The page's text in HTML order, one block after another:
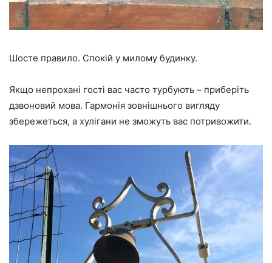
Шосте правило. Спокій у милому будинку.
Якщо непрохані гості вас часто турбують – приберіть
дзвоновий мова. Гармонія зовнішнього вигляду
збережеться, а хулігани не зможуть вас потривожити.